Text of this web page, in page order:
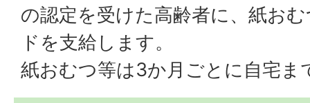
の認定を受けた高齢者に、紙お
ドを支給します。
紙おむつ等は3か月ごとに自宅ま